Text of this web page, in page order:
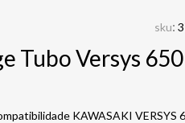
sku:
Tubo Versys
KAWASAKI VERSYS